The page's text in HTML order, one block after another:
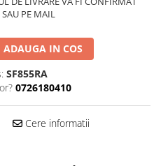
PE MAIL
ADAUGA IN COS
SF855RA
0726180410
Cere informatii